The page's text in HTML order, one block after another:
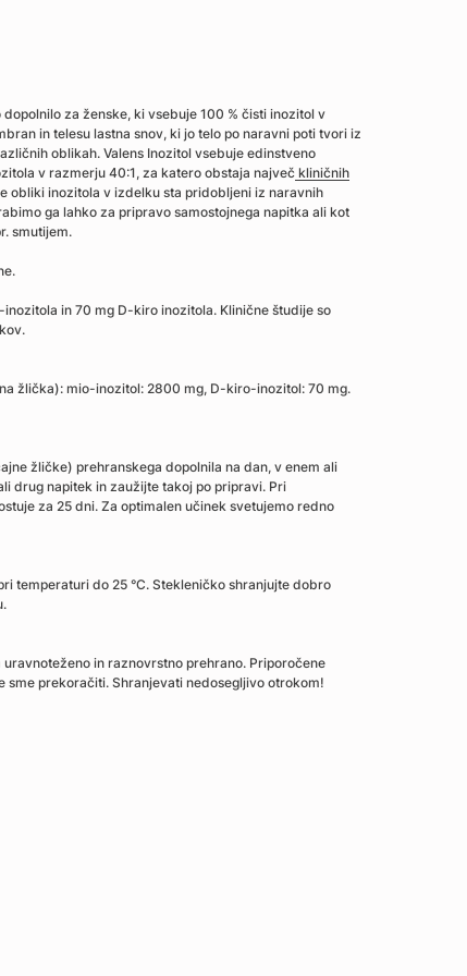
za ženske, ki vsebuje 100 % čisti inozitol v
in telesu lastna snov, ki jo telo po naravni poti tvori iz
oblikah. Valens Inozitol vsebuje edinstveno
v razmerju 40:1, za katero obstaja največ kliničnih
obliki inozitola v izdelku sta pridobljeni iz naravnih
ga lahko za pripravo samostojnega napitka ali kot
smutijem.
in 70 mg D-kiro inozitola. Klinične študije so
žlička): mio-inozitol: 2800 mg, D-kiro-inozitol: 70 mg.
žličke) prehranskega dopolnila na dan, v enem ali
drug napitek in zaužijte takoj po pripravi. Pri
za 25 dni. Za optimalen učinek svetujemo redno
temperaturi do 25 °C. Stekleničko shranjujte dobro
in raznovrstno prehrano. Priporočene
sme prekoračiti. Shranjevati nedosegljivo otrokom!